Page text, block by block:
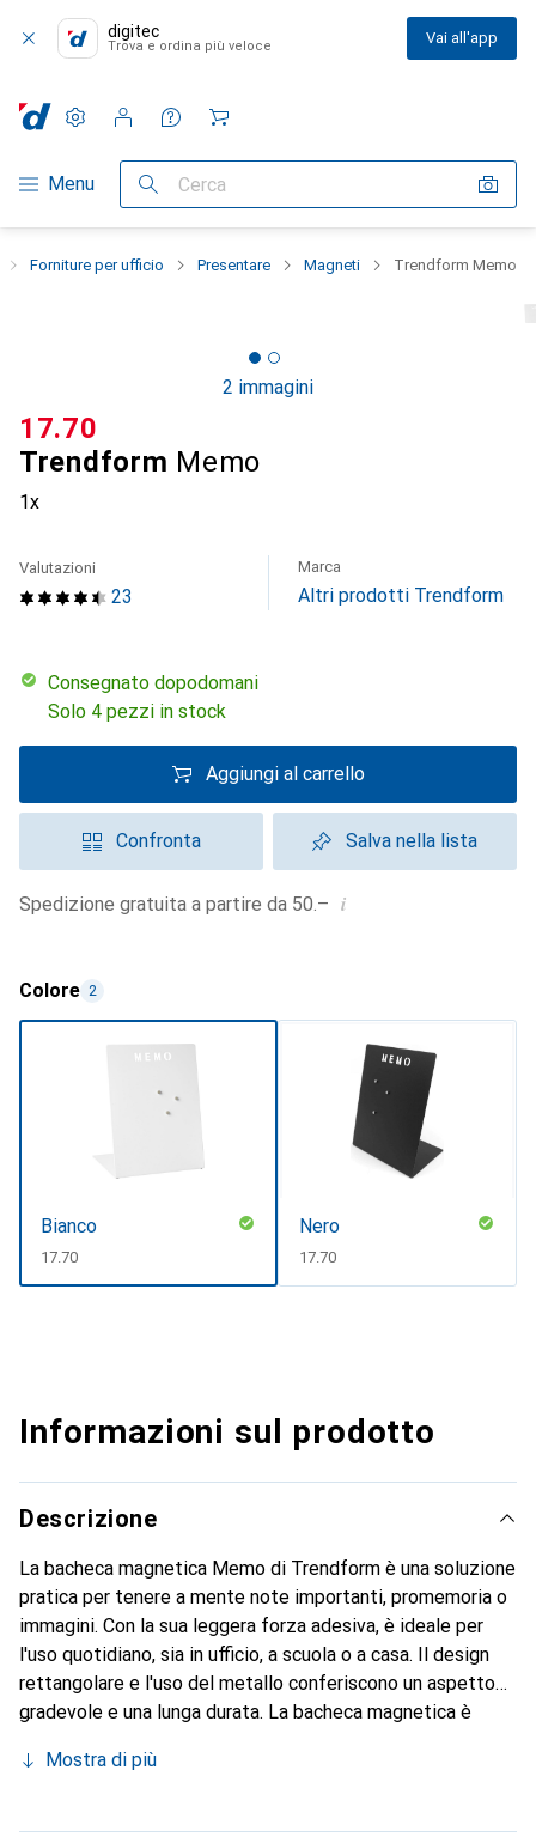
digitec
Trova e ordina più veloce Vai all'app
Categoria Navigazione
Menu Cerca
Impostazioni
Conto cliente
Liste di confronto
Liste dei desideri
Carrello
Forniture per ufficio Presentare Magneti Trendform Memo
2 immagini
Trendform Memo
1x
CHF
17.70
23
Valutazioni Marca
Altri prodotti Trendform
Consegnato dopodomani
Solo 4 pezzi in stock
Aggiungi al carrello
Confronta Salva nella lista
Spedizione gratuita a partire da 50.– i
Colore 2
Bianco
CHF
17.70
Nero
CHF
17.70
Informazioni sul prodotto
Descrizione
La bacheca magnetica Memo di Trendform è una soluzione
pratica per tenere a mente note importanti, promemoria o
immagini. Con la sua leggera forza adesiva, è ideale per
l'uso quotidiano, sia in ufficio, a scuola o a casa. Il design
rettangolare e l'uso del metallo conferiscono un aspetto
gradevole e una lunga durata. La bacheca magnetica è
contenuti. Viene fornita in un'unità di imballaggio di un
lavoro o ambiente domestico. La capacità di carico fino a
Mostra di più